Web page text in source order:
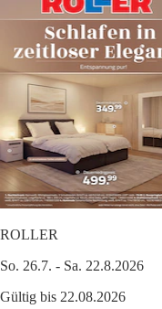
ROLLER
So. 26.7. - Sa. 22.8.2026
Gültig bis 22.08.2026